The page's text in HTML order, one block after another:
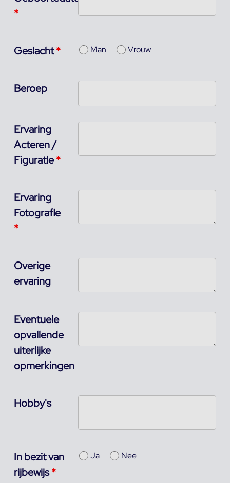
*
Geslacht* Man Vrouw
Beroep
Ervaring
Acteren /
Figuratle*
Ervaring
Fotografle
*
Overige
ervaring
Eventuele
opvallende
uiterlijke
opmerkingen
Hobby's
In bezit van
rijbewijs*
Ja Nee